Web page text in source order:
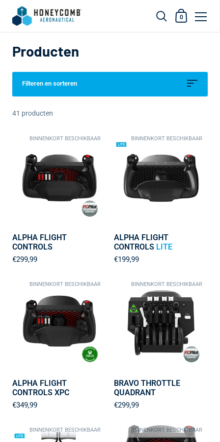
Winkelwagen
0
Producten
Filteren en sorteren
41 producten
ALPHA FLIGHT
CONTROLS
€299,99
BINNENKORT BESCHIKBAAR
ALPHA FLIGHT
CONTROLS LITE
€199,99
BINNENKORT BESCHIKBAAR
ALPHA FLIGHT
CONTROLS XPC
€349,99
BINNENKORT BESCHIKBAAR
BRAVO THROTTLE
QUADRANT
€299,99
BINNENKORT BESCHIKBAAR
BINNENKORT BESCHIKBAAR BINNENKORT BESCHIKBAAR